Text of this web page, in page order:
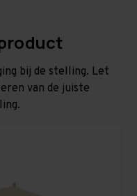
bij de stelling. Let
van de juiste